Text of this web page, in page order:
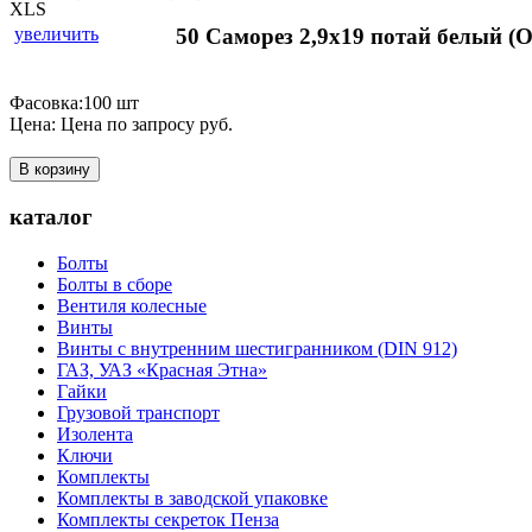
увеличить 50 Саморез 2,9х19 потай белый
Фасовка:100 шт
Цена: Цена по запросу руб.
В корзину
каталог
Болты
Болты в сборе
Вентиля колесные
Винты
Винты с внутренним шестигранником (DIN 912)
ГАЗ, УАЗ «Красная Этна»
Гайки
Грузовой транспорт
Изолента
Ключи
Комплекты
Комплекты в заводской упаковке
Комплекты секреток Пенза